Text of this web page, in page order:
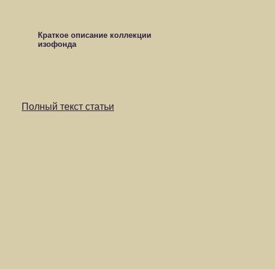
Краткое описание коллекции
изофонда
Полный текст статьи